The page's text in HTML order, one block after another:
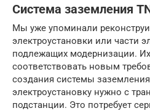
Система заземления
Мы уже упоминали
электроустановки или части
подлежащих модернизации.
соответствовать новым
создания системы
электроустановку нужно с
подстанции. Это потребует